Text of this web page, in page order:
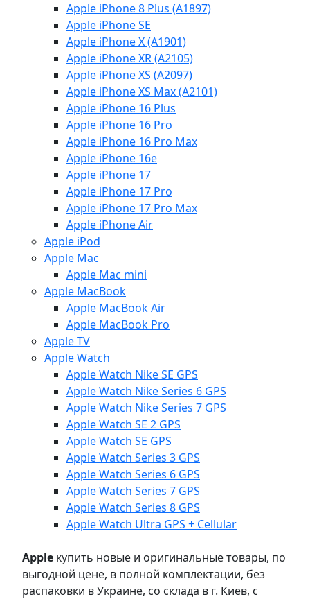
Apple iPhone 8 Plus (A1897)
Apple iPhone SE
Apple iPhone X (A1901)
Apple iPhone XR (A2105)
Apple iPhone XS (A2097)
Apple iPhone XS Max (A2101)
Apple iPhone 16 Plus
Apple iPhone 16 Pro
Apple iPhone 16 Pro Max
Apple iPhone 16e
Apple iPhone 17
Apple iPhone 17 Pro
Apple iPhone 17 Pro Max
Apple iPhone Air
Apple iPod
Apple Mac
Apple Mac mini
Apple MacBook
Apple MacBook Air
Apple MacBook Pro
Apple TV
Apple Watch
Apple Watch Nike SE GPS
Apple Watch Nike Series 6 GPS
Apple Watch Nike Series 7 GPS
Apple Watch SE 2 GPS
Apple Watch SE GPS
Apple Watch Series 3 GPS
Apple Watch Series 6 GPS
Apple Watch Series 7 GPS
Apple Watch Series 8 GPS
Apple Watch Ultra GPS + Cellular
Apple купить новые и оригинальные товары, по
выгодной цене, в полной комплектации, без
распаковки в Украине, со склада в г. Киев, с